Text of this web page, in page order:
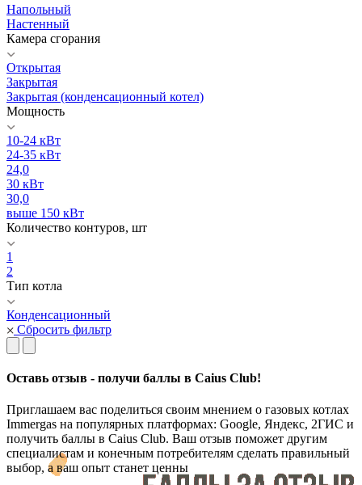
Напольный
Настенный
Камера сгорания
Открытая
Закрытая
Закрытая (конденсационный котел)
Мощность
10-24 кВт
24-35 кВт
24,0
30 кВт
30,0
выше 150 кВт
Количество контуров, шт
1
2
Тип котла
Конденсационный
Сбросить фильтр
Оставь отзыв - получи баллы в Caius Club!
Приглашаем вас поделиться своим мнением о газовых котлах
Immergas на популярных платформах: Google, Яндекс, 2ГИС и
получить баллы в Caius Club. Ваш отзыв поможет другим
специалистам и конечным потребителям сделать правильный
выбор, а ваш опыт станет ценны